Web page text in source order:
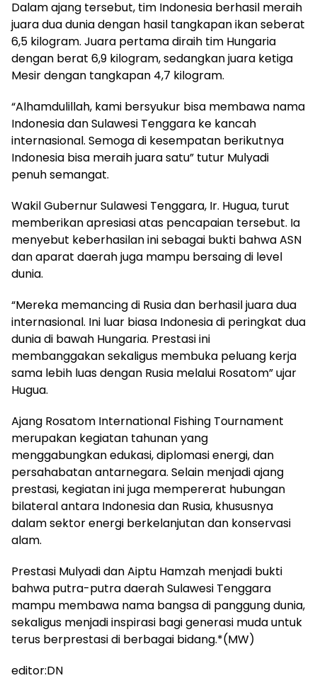
Dalam ajang tersebut, tim Indonesia berhasil meraih
juara dua dunia dengan hasil tangkapan ikan seberat
6,5 kilogram. Juara pertama diraih tim Hungaria
dengan berat 6,9 kilogram, sedangkan juara ketiga
Mesir dengan tangkapan 4,7 kilogram.
“Alhamdulillah, kami bersyukur bisa membawa nama
Indonesia dan Sulawesi Tenggara ke kancah
internasional. Semoga di kesempatan berikutnya
Indonesia bisa meraih juara satu” tutur Mulyadi
penuh semangat.
Wakil Gubernur Sulawesi Tenggara, Ir. Hugua, turut
memberikan apresiasi atas pencapaian tersebut. Ia
menyebut keberhasilan ini sebagai bukti bahwa ASN
dan aparat daerah juga mampu bersaing di level
dunia.
“Mereka memancing di Rusia dan berhasil juara dua
internasional. Ini luar biasa Indonesia di peringkat dua
dunia di bawah Hungaria. Prestasi ini
membanggakan sekaligus membuka peluang kerja
sama lebih luas dengan Rusia melalui Rosatom” ujar
Hugua.
Ajang Rosatom International Fishing Tournament
merupakan kegiatan tahunan yang
menggabungkan edukasi, diplomasi energi, dan
persahabatan antarnegara. Selain menjadi ajang
prestasi, kegiatan ini juga mempererat hubungan
bilateral antara Indonesia dan Rusia, khususnya
dalam sektor energi berkelanjutan dan konservasi
alam.
Prestasi Mulyadi dan Aiptu Hamzah menjadi bukti
bahwa putra-putra daerah Sulawesi Tenggara
mampu membawa nama bangsa di panggung dunia,
sekaligus menjadi inspirasi bagi generasi muda untuk
terus berprestasi di berbagai bidang.*(MW)
editor:DN